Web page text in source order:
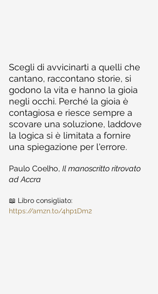
Scegli di avvicinarti a quelli che
cantano, raccontano storie, si
godono la vita e hanno la gioia
negli occhi. Perché la gioia è
contagiosa e riesce sempre a
scovare una soluzione, laddove
la logica si è limitata a fornire
una spiegazione per l'errore.
Paulo Coelho, Il manoscritto ritrovato
ad Accra
📖 Libro consigliato:
https://amzn.to/4hp1Dm2